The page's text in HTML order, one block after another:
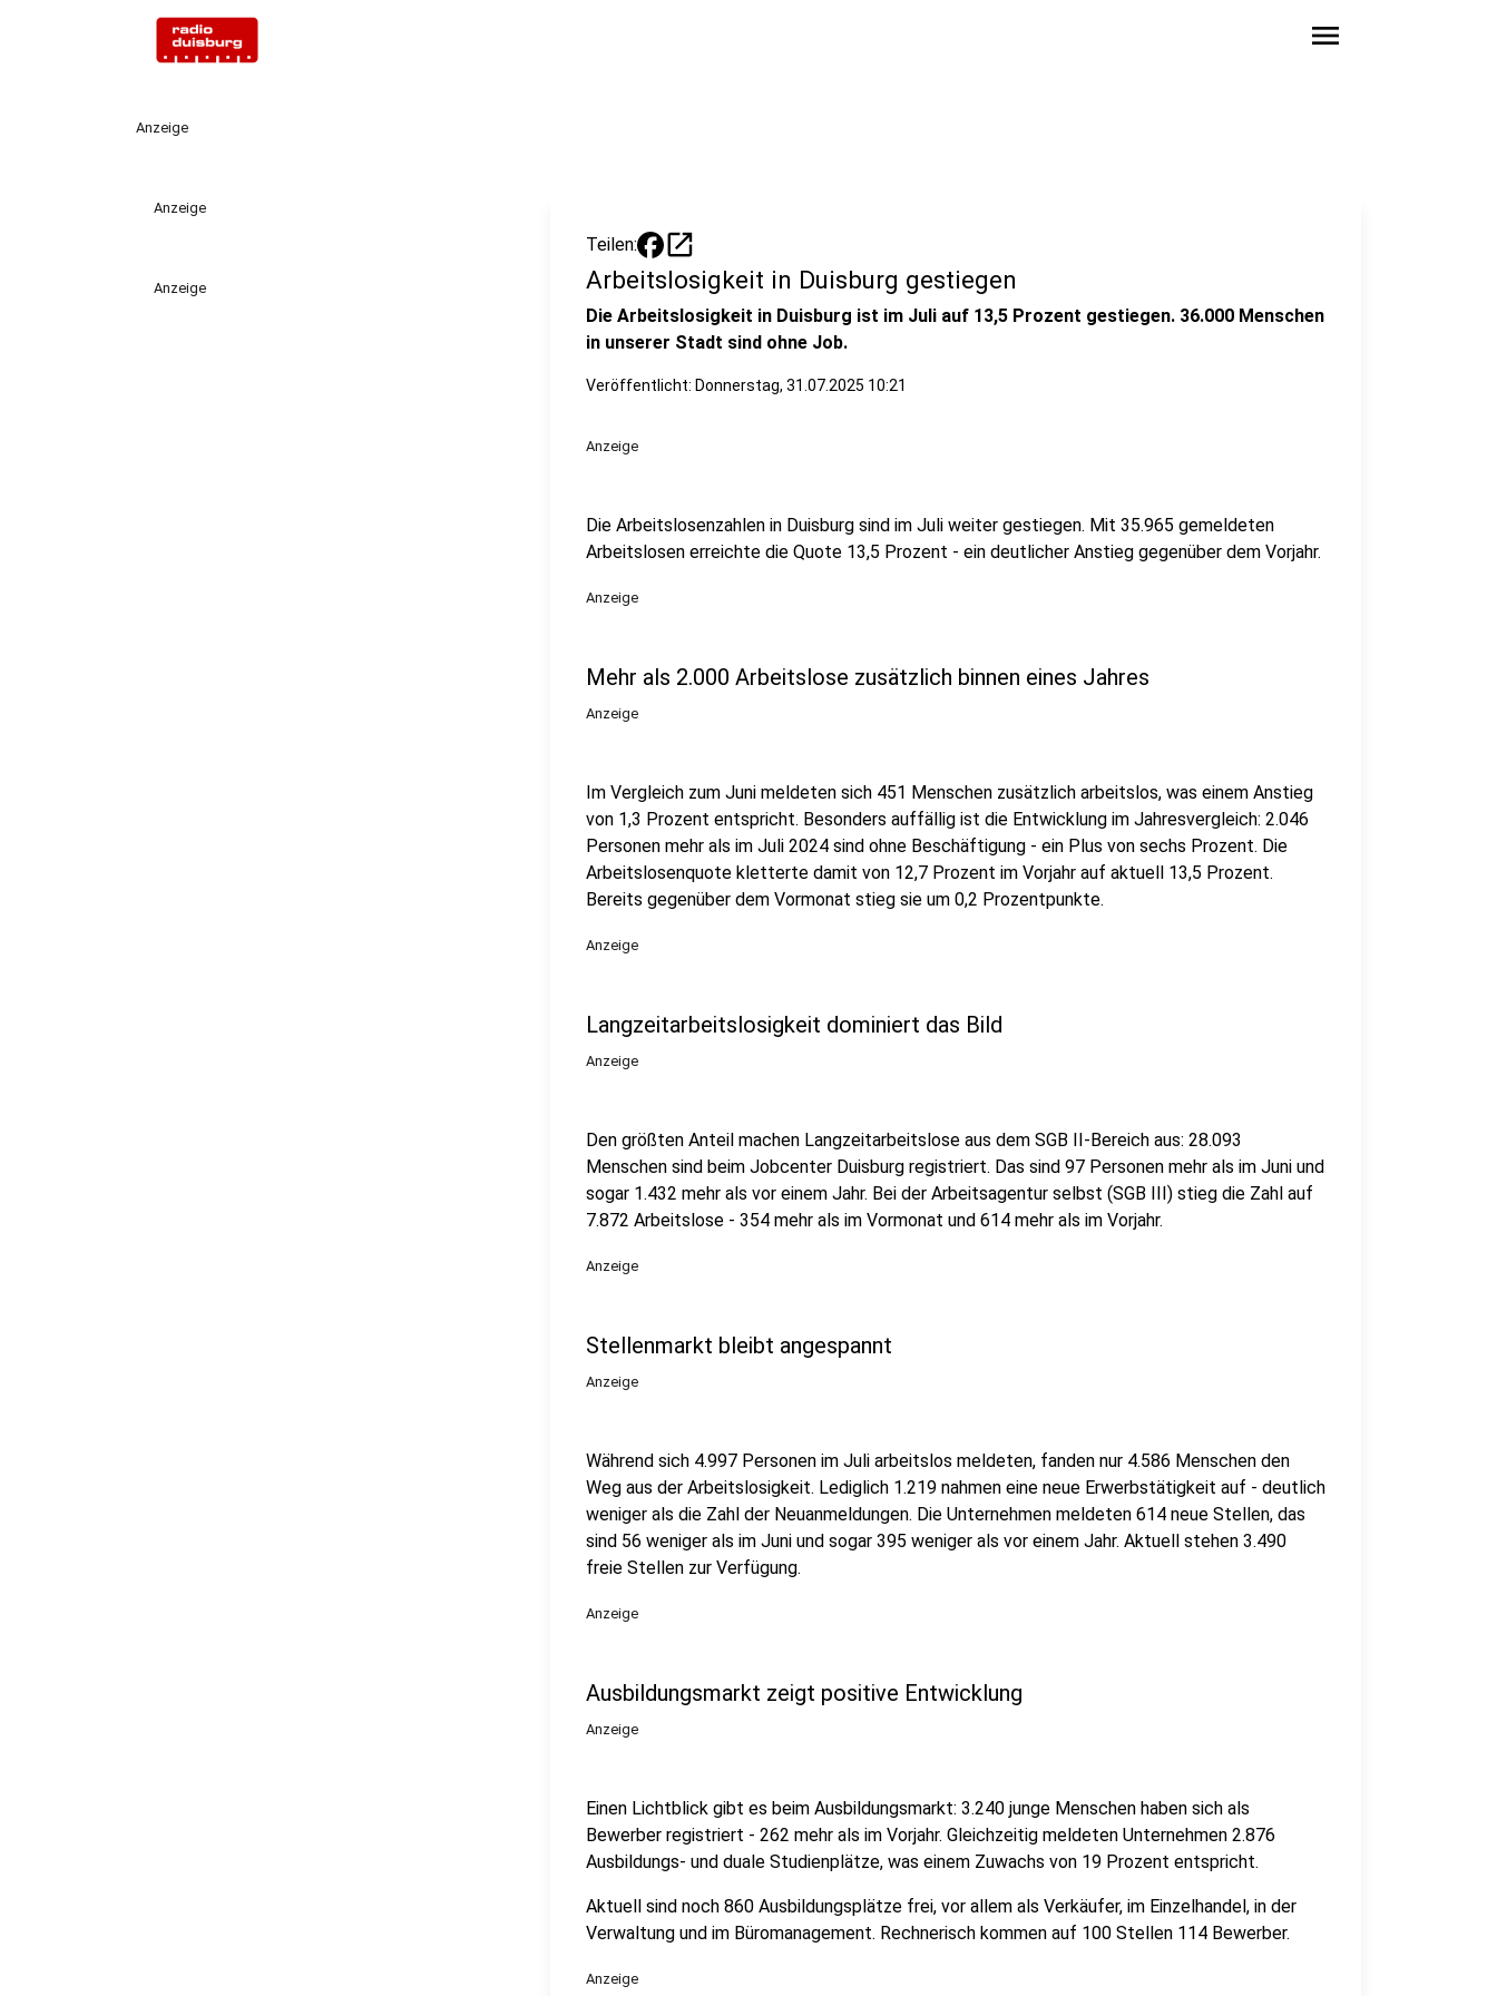
menu
Anzeige
Anzeige
Anzeige
Teilen: open_in_new
Arbeitslosigkeit in Duisburg gestiegen
Die Arbeitslosigkeit in Duisburg ist im Juli auf 13,5 Prozent gestiegen. 36.000 Menschen
in unserer Stadt sind ohne Job.
Veröffentlicht: Donnerstag, 31.07.2025 10:21
Anzeige
Die Arbeitslosenzahlen in Duisburg sind im Juli weiter gestiegen. Mit 35.965 gemeldeten
Arbeitslosen erreichte die Quote 13,5 Prozent - ein deutlicher Anstieg gegenüber dem Vorjahr.
Anzeige
Mehr als 2.000 Arbeitslose zusätzlich binnen eines Jahres
Anzeige
Im Vergleich zum Juni meldeten sich 451 Menschen zusätzlich arbeitslos, was einem Anstieg
von 1,3 Prozent entspricht. Besonders auffällig ist die Entwicklung im Jahresvergleich: 2.046
Personen mehr als im Juli 2024 sind ohne Beschäftigung - ein Plus von sechs Prozent. Die
Arbeitslosenquote kletterte damit von 12,7 Prozent im Vorjahr auf aktuell 13,5 Prozent.
Bereits gegenüber dem Vormonat stieg sie um 0,2 Prozentpunkte.
Anzeige
Langzeitarbeitslosigkeit dominiert das Bild
Anzeige
Den größten Anteil machen Langzeitarbeitslose aus dem SGB II-Bereich aus: 28.093
Menschen sind beim Jobcenter Duisburg registriert. Das sind 97 Personen mehr als im Juni und
sogar 1.432 mehr als vor einem Jahr. Bei der Arbeitsagentur selbst (SGB III) stieg die Zahl auf
7.872 Arbeitslose - 354 mehr als im Vormonat und 614 mehr als im Vorjahr.
Anzeige
Stellenmarkt bleibt angespannt
Anzeige
Während sich 4.997 Personen im Juli arbeitslos meldeten, fanden nur 4.586 Menschen den
Weg aus der Arbeitslosigkeit. Lediglich 1.219 nahmen eine neue Erwerbstätigkeit auf - deutlich
weniger als die Zahl der Neuanmeldungen. Die Unternehmen meldeten 614 neue Stellen, das
sind 56 weniger als im Juni und sogar 395 weniger als vor einem Jahr. Aktuell stehen 3.490
freie Stellen zur Verfügung.
Anzeige
Ausbildungsmarkt zeigt positive Entwicklung
Anzeige
Einen Lichtblick gibt es beim Ausbildungsmarkt: 3.240 junge Menschen haben sich als
Bewerber registriert - 262 mehr als im Vorjahr. Gleichzeitig meldeten Unternehmen 2.876
Ausbildungs- und duale Studienplätze, was einem Zuwachs von 19 Prozent entspricht.
Aktuell sind noch 860 Ausbildungsplätze frei, vor allem als Verkäufer, im Einzelhandel, in der
Verwaltung und im Büromanagement. Rechnerisch kommen auf 100 Stellen 114 Bewerber.
Anzeige